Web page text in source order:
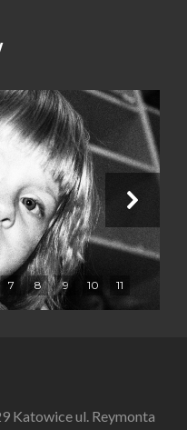
7 8 9 10 11
Katowice ul. Reymonta